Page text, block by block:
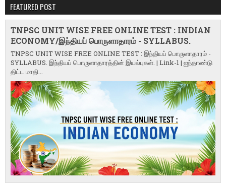
FEATURED POST
TNPSC UNIT WISE FREE ONLINE TEST : INDIAN
ECONOMY/இந்தியப் பொருளாதாரம் - SYLLABUS.
TNPSC UNIT WISE FREE ONLINE TEST : இந்தியப் பொருளாதாரம் -
SYLLABUS. இந்தியப் பொருளாதாரத்தின் இயல்புகள். | Link-1 | ஐந்தாண்டு
திட்ட மாதி...